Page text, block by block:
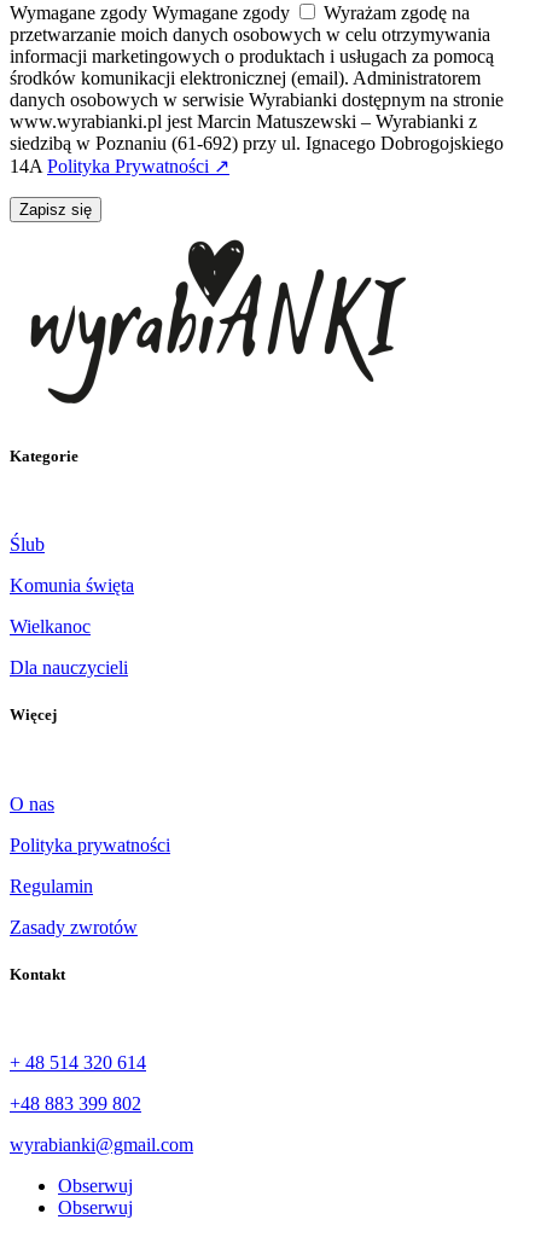
Wymagane zgody Wymagane zgody
Wyrażam zgodę na
przetwarzanie moich danych osobowych w celu otrzymywania
informacji marketingowych o produktach i usługach za pomocą
środków komunikacji elektronicznej (email). Administratorem
danych osobowych w serwisie Wyrabianki dostępnym na stronie
www.wyrabianki.pl jest Marcin Matuszewski – Wyrabianki z
siedzibą w Poznaniu (61-692) przy ul. Ignacego Dobrogojskiego
14A Polityka Prywatności ↗
Zapisz się
Kategorie
Ślub
Komunia święta
Wielkanoc
Dla nauczycieli
Więcej
O nas
Polityka prywatności
Regulamin
Zasady zwrotów
Kontakt
+ 48 514 320 614
+48 883 399 802
wyrabianki@gmail.com
Obserwuj
Obserwuj